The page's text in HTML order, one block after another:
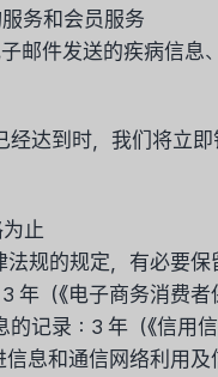
务和会员服务
邮件发送的疾病信息
达到时，我们将立
止
法规的规定，有必
（《电子商务消费者
记录：3 年（《信用信
息和通信网络利用及